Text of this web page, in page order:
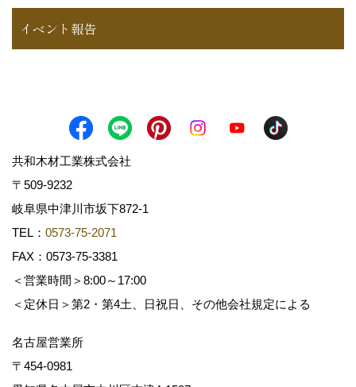
イベント報告
共和木材工業株式会社
〒509-9232
岐阜県中津川市坂下872‐1
TEL： 0573-75-2071
FAX：0573-75-3381
＜営業時間＞8:00～17:00
＜定休日＞第2・第4土、日祝日、その他会社規定による
名古屋営業所
〒454-0981